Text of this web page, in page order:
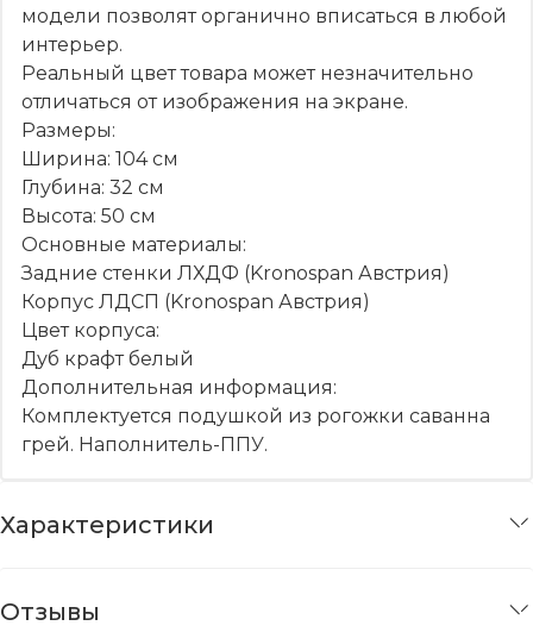
модели позволят органично вписаться в любой
интерьер.
Реальный цвет товара может незначительно
отличаться от изображения на экране.
Размеры:
Ширина: 104 см
Глубина: 32 см
Высота: 50 см
Основные материалы:
Задние стенки ЛХДФ (Kronospan Австрия)
Корпус ЛДСП (Kronospan Австрия)
Цвет корпуса:
Дуб крафт белый
Дополнительная информация:
Комплектуется подушкой из рогожки саванна
грей. Наполнитель-ППУ.
Характеристики
Отзывы